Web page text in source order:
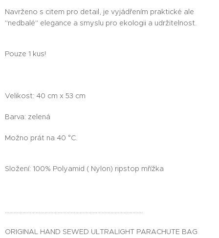
Navrženo s citem pro detail, je vyjádřením praktické ale
"nedbalé" elegance a smyslu pro ekologii a udržitelnost.
Pouze 1 kus!
Velikost: 40 cm x 53 cm
Barva: zelená
Možno prát na 40 °C.
Složení: 100% Polyamid ( Nylon) ripstop mřížka
………………………………………………………………………………….
ORIGINAL HAND SEWED ULTRALIGHT PARACHUTE BAG